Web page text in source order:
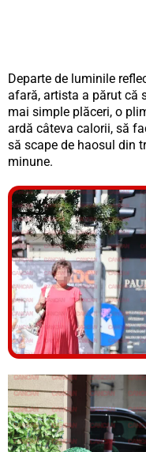
Departe de luminile
afară, artista a părut că
mai simple plăceri, o
ardă câteva calorii, să
să scape de haosul din
minune.